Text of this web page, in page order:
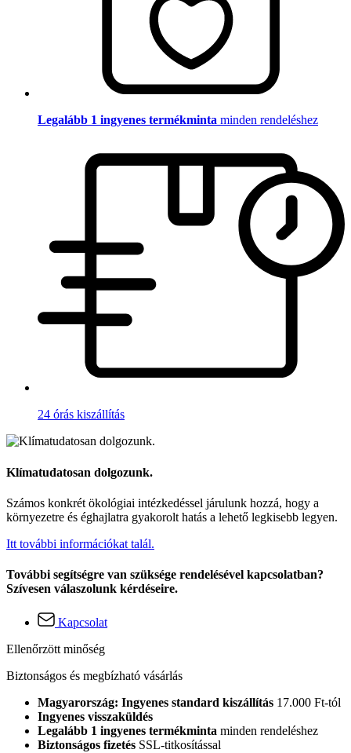
Legalább 1 ingyenes termékminta minden rendeléshez
24 órás kiszállítás
Klímatudatosan dolgozunk.
Számos konkrét ökológiai intézkedéssel járulunk hozzá, hogy a
környezetre és éghajlatra gyakorolt hatás a lehető legkisebb legyen.
Itt további információkat talál.
További segítségre van szüksége rendelésével kapcsolatban?
Szívesen válaszolunk kérdéseire.
Kapcsolat
Ellenőrzött minőség
Biztonságos és megbízható vásárlás
Magyarország: Ingyenes standard kiszállítás 17.000 Ft-tól
Ingyenes visszaküldés
Legalább 1 ingyenes termékminta minden rendeléshez
Biztonságos fizetés SSL-titkosítással